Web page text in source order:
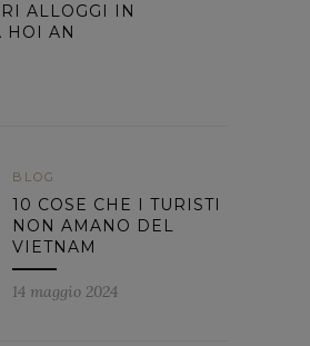
ALLOGGI IN
HOI AN
BLOG
10 COSE CHE I TURISTI
NON AMANO DEL
VIETNAM
14 maggio 2024